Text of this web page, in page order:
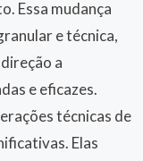
Essa mudança
e técnica,
a
e eficazes.
técnicas de
Elas